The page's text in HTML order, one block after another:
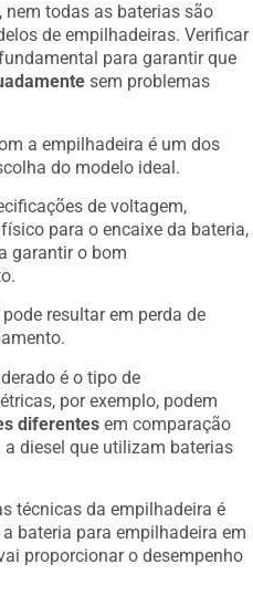
nem todas as baterias são
de empilhadeiras. Verificar
para garantir que
sem problemas
a empilhadeira é um dos
do modelo ideal.
de voltagem,
para o encaixe da bateria,
garantir o bom
resultar em perda de
é o tipo de
por exemplo, podem
diferentes em comparação
diesel que utilizam baterias
técnicas da empilhadeira é
bateria para empilhadeira em
proporcionar o desempenho